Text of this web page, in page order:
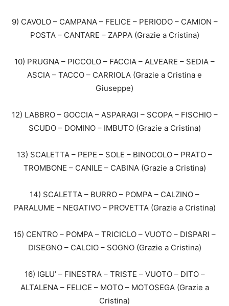
9) CAVOLO – CAMPANA – FELICE – PERIODO – CAMION –
POSTA – CANTARE – ZAPPA (Grazie a Cristina)
10) PRUGNA – PICCOLO – FACCIA – ALVEARE – SEDIA –
ASCIA – TACCO – CARRIOLA (Grazie a Cristina e
Giuseppe)
12) LABBRO – GOCCIA – ASPARAGI – SCOPA – FISCHIO –
SCUDO – DOMINO – IMBUTO (Grazie a Cristina)
13) SCALETTA – PEPE – SOLE – BINOCOLO – PRATO –
TROMBONE – CANILE – CABINA (Grazie a Cristina)
14) SCALETTA – BURRO – POMPA – CALZINO –
PARALUME – NEGATIVO – PROVETTA (Grazie a Cristina)
15) CENTRO – POMPA – TRICICLO – VUOTO – DISPARI –
DISEGNO – CALCIO – SOGNO (Grazie a Cristina)
16) IGLU’ – FINESTRA – TRISTE – VUOTO – DITO –
ALTALENA – FELICE – MOTO – MOTOSEGA (Grazie a
Cristina)